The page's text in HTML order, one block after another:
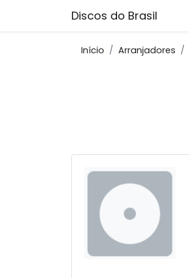
Discos do Brasil
Início Arranjadores